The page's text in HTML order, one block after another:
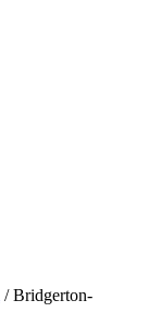
/ Bridgerton-